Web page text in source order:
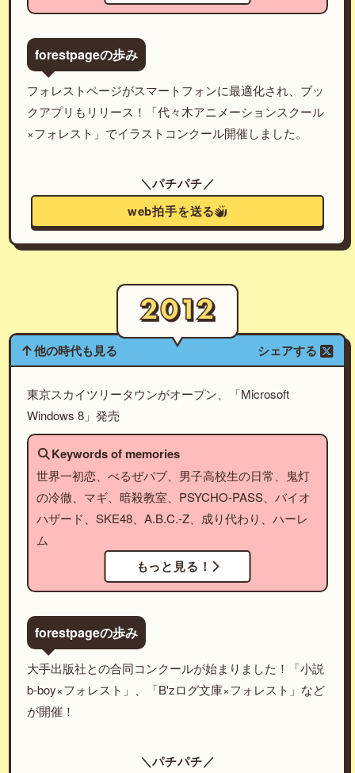
forestpageの歩み
フォレストページがスマートフォンに最適化され、ブッ
クアプリもリリース！「代々木アニメーションスクール
×フォレスト」でイラストコンクール開催しました。
＼パチパチ／
web拍手を送る
他の時代も見る シェアする
東京スカイツリータウンがオープン、「Microsoft
Windows 8」発売
Keywords of memories
世界一初恋、べるぜバブ、男子高校生の日常、鬼灯
の冷徹、マギ、暗殺教室、PSYCHO-PASS、バイオ
ハザード、SKE48、A.B.C.-Z、成り代わり、ハーレ
ム
もっと見る！
forestpageの歩み
大手出版社との合同コンクールが始まりました！「小説
b-boy×フォレスト」、「B'zログ文庫×フォレスト」など
が開催！
＼パチパチ／